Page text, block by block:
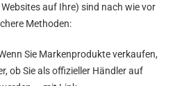
auf Ihre) sind nach wie vor
Methoden:
Sie Markenprodukte verkaufen,
ob Sie als offizieller Händler auf